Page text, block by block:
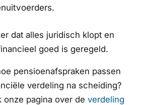
dat alles juridisch klopt en
goed is geregeld.
pensioenafspraken passen
verdeling na scheiding?
onze pagina over de verdeling